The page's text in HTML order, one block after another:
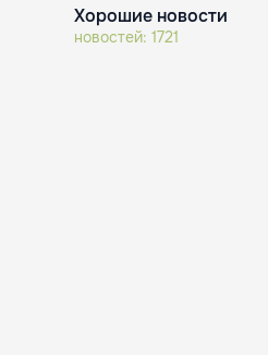
Хорошие новости
новостей: 1721